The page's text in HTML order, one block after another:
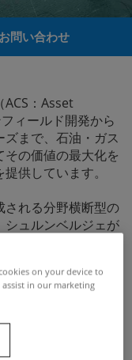
お問い合わせ
：Asset
ィールド開発から
まで、石油・ガス
の価値の最大化を
供しています。
される分野横断型の
シュルンベルジェが
で、さまざまな堆
に対して、実績に
on your device to
in our marketing